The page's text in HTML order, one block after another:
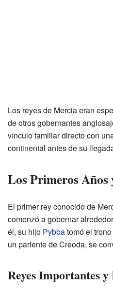
Los reyes de Mercia eran
de otros gobernantes
vínculo familiar directo con
continental antes de su
Los Primeros Años
El primer rey conocido de
comenzó a gobernar
él, su hijo Pybbatomó el
un pariente de Creoda, se
Reyes Importantes